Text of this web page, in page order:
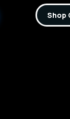
Shop